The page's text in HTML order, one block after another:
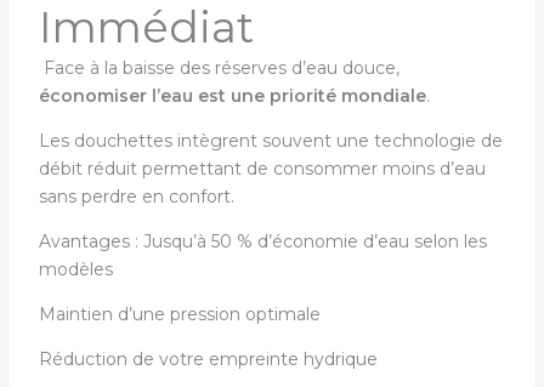
Immédiat
Face à la baisse des réserves d’eau douce,
économiser l’eau est une priorité mondiale.
Les douchettes intègrent souvent une technologie de
débit réduit permettant de consommer moins d’eau
sans perdre en confort.
Avantages : Jusqu’à 50 % d’économie d’eau selon les
modèles
Maintien d’une pression optimale
Réduction de votre empreinte hydrique